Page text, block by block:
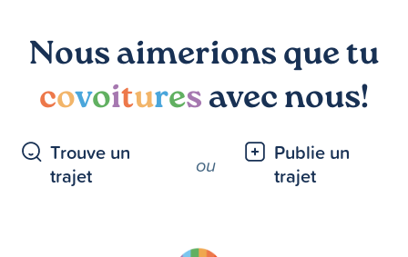
Nous aimerions que tu
covoituresavec nous!
Trouve un
trajet
ou
Publie un
trajet